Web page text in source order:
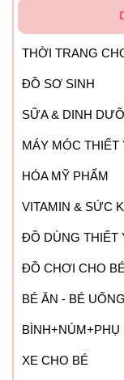
Mẹ tiệt trùng bình
bằng nước sôi
THỜI TRANG
ĐỒ SƠ SINH
SỮA & DINH
MÁY MÓC THIẾT
HÓA MỸ PHẨM
VITAMIN & SỨC
ĐỒ DÙNG THIẾT
ĐỒ CHƠI CHO BÉ
BÉ ĂN - BÉ UỐNG
BÌNH+NÚM+PHỤ
XE CHO BÉ